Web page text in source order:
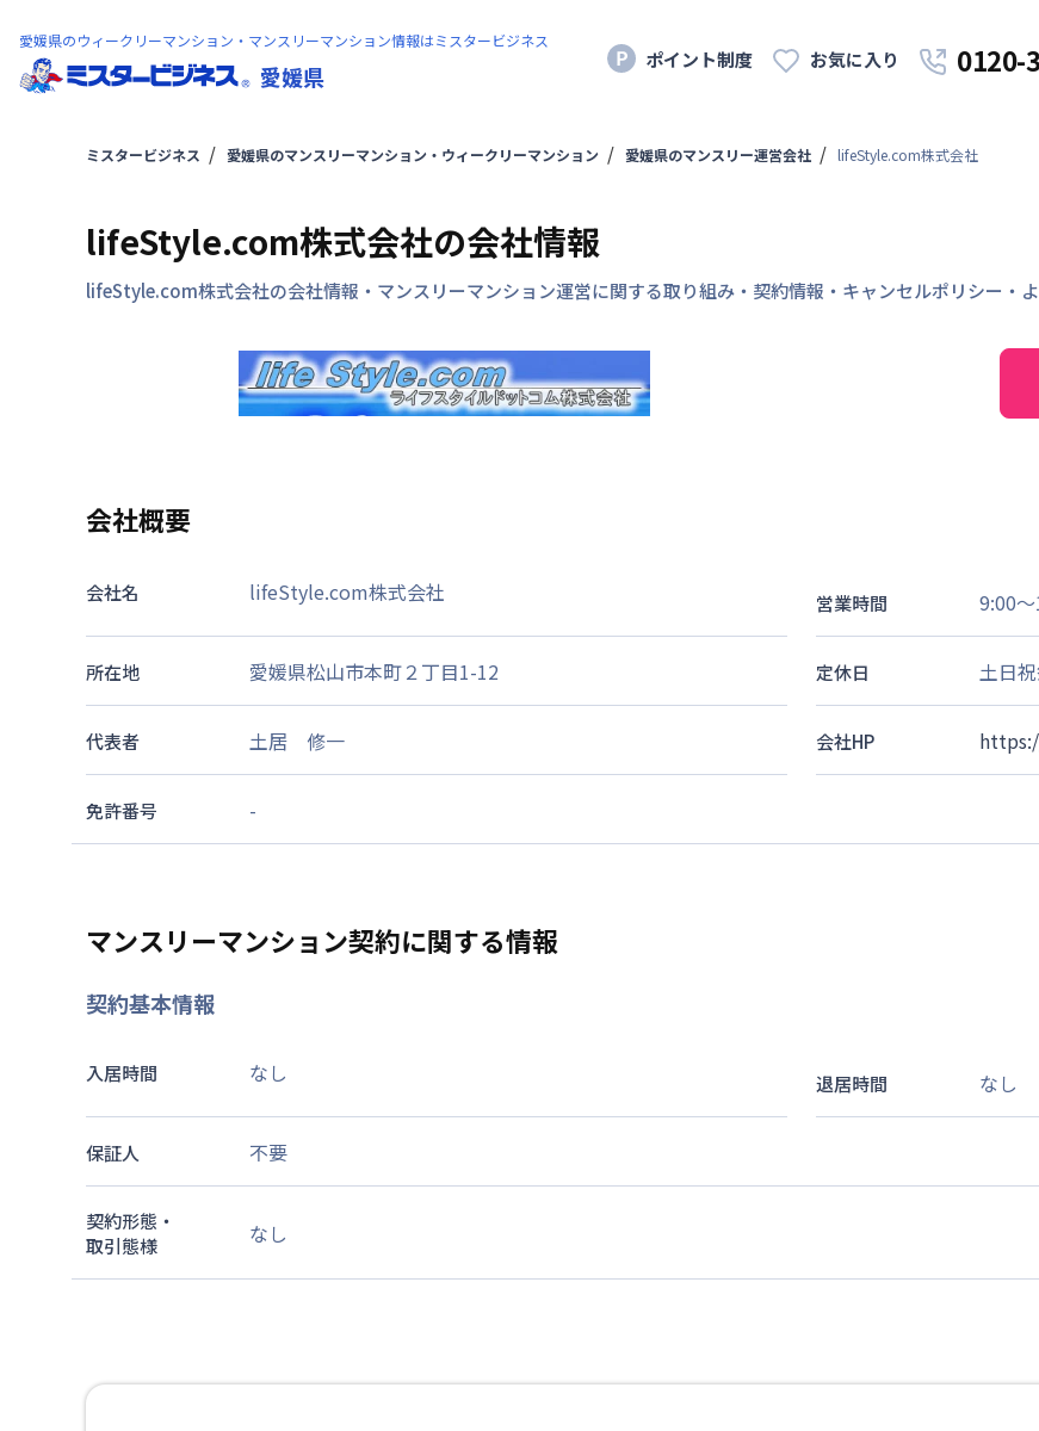
愛媛県のウィークリーマンション・マンスリーマンション情報はミスタービジネス
愛媛県
ポイント制度 お気に入り 0120-
ミスタービジネス 愛媛県のマンスリーマンション・ウィークリーマンション 愛媛県のマンスリー運営会社 lifeStyle.com株式会社
lifeStyle.com株式会社の会社情報
lifeStyle.com株式会社の会社情報・マンスリーマンション運営に関する取り組み・契約情報・キャンセルポリシー・よ
会社概要
会社名 lifeStyle.com株式会社 営業時間 9:00
所在地 愛媛県松山市本町２丁目1-12 定休日 土日
代表者 土居 修一 会社HP
免許番号 -
マンスリーマンション契約に関する情報
契約基本情報
入居時間 なし 退居時間 なし
保証人 不要
契約形態・
取引態様
なし